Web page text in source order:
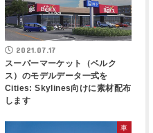
2021.07.17
スーパーマーケット（ベルク
ス）のモデルデータ一式を
Cities: Skylines向けに素材配布
します
車